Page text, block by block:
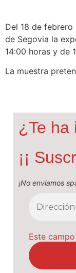
Del 18 de
de Segovia la
14:00 horas y de
La muestra
¿Te ha
¡¡
¡No enviamos
Este